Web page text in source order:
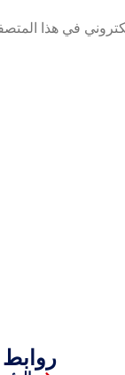
في هذا
روابط